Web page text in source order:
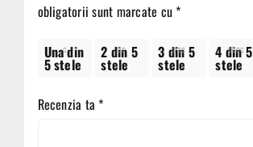
obligatorii sunt marcate cu *
Una din
5 stele
2 din 5
stele
3 din 5
stele
4 din 5
stele
Recenzia ta *